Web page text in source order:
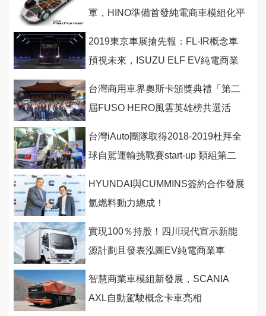
軍，HINO準備首發純電商車模組化平
2019東京車展搶先報：FL-IR概念車
預視未來，ISUZU ELF EV純電商業
台灣商用車界奧斯卡頒獎典禮「第二
屆FUSO HERO風雲英雄榜共選活
台灣iAuto團隊取得2018-2019杜拜全
球自駕運輸挑戰賽start-up 類組第二
HYUNDAI與CUMMINS簽約合作發展
氫燃料動力總成！
實現100％持股！四川現代宣示新能
源計劃且發表泓圖EV純電商業車
智慧商業車模組新發展，SCANIA
AXL自動駕駛概念卡車亮相